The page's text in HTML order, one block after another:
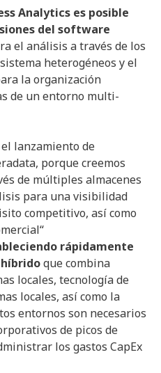
Analytics es posible
del software
el análisis a través de los
heterogéneos y el
la organización
de un entorno multi-
lanzamiento de
, porque creemos
de múltiples almacenes
para una visibilidad
competitivo, así como
“
rápidamente
que combina
locales, tecnología de
locales, así como la
entornos son necesarios
de picos de
los gastos CapEx